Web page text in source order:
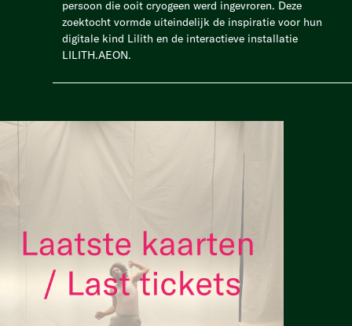
persoon die ooit cryogeen werd ingevroren. Deze
zoektocht vormde uiteindelijk de inspiratie voor hun
digitale kind Lilith en de interactieve installatie
LILITH.AEON.